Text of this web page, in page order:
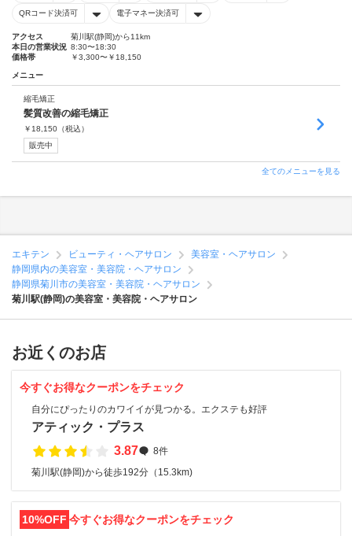
QRコード決済可 電子マネー決済可
アクセス
菊川駅(静岡)から11km
本日の営業状況 8:30〜18:30
価格帯
￥3,300〜￥18,150
メニュー
縮毛矯正
髪質改善の縮毛矯正
￥ 18,150 （税込）
販売中
全てのメニューを見る
エキテン ビューティ・ヘアサロン
美容室・ヘアサロン
静岡県内の美容室・美容院・ヘアサロン
静岡県菊川市の美容室・美容院・ヘアサロン
菊川駅(静岡)の美容室・美容院・ヘアサロン
お近くのお店
今すぐお得なクーポンをチェック
自分にぴったりのカワイイが見つかる。エクステも好評
アティック・プラス
3.87
8件
菊川駅(静岡)から徒歩192分（15.3km)
10%OFF 今すぐお得なクーポンをチェック